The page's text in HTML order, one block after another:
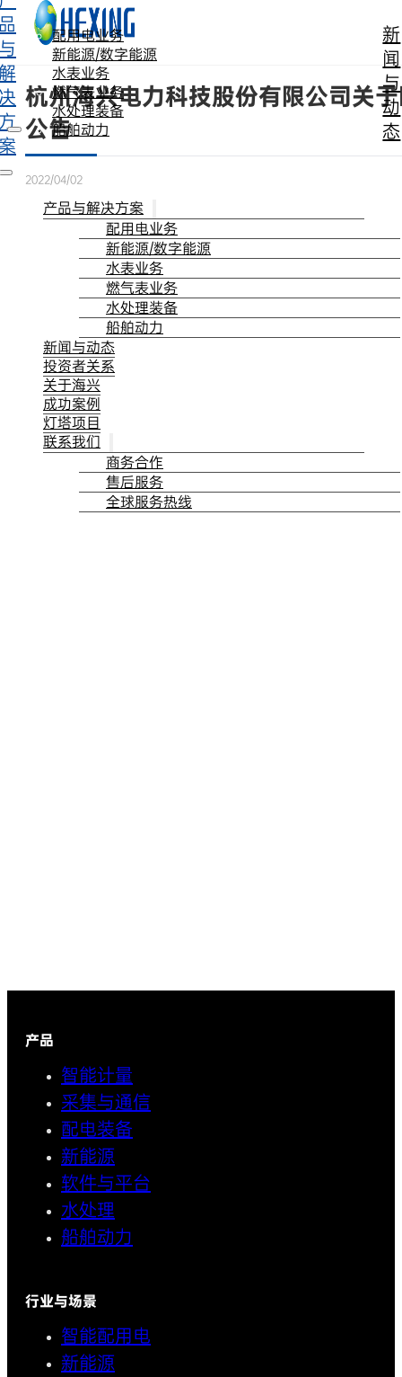
跳转到主要内容 跳转到页脚
配用电业务
新能源/数字能源
水表业务
燃气表业务
水处理装备
船舶动力
新
闻
与
动
态
产品与解决方案
配用电业务
新能源/数字能源
水表业务
燃气表业务
水处理装备
船舶动力
新闻与动态
投资者关系
关于海兴
成功案例
灯塔项目
联系我们
商务合作
售后服务
全球服务热线
杭州海兴电力科技股份有限公司关
公告
2022/04/02
产品
智能计量
采集与通信
配电装备
新能源
软件与平台
水处理
船舶动力
行业与场景
智能配用电
新能源